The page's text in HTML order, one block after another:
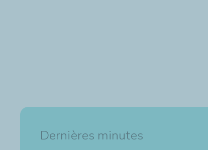
Dernières minutes